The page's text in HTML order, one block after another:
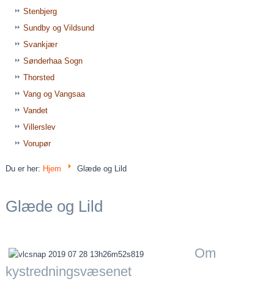
Stenbjerg
Sundby og Vildsund
Svankjær
Sønderhaa Sogn
Thorsted
Vang og Vangsaa
Vandet
Villerslev
Vorupør
Du er her: Hjem Glæde og Lild
Glæde og Lild
Om
kystredningsvæsenet